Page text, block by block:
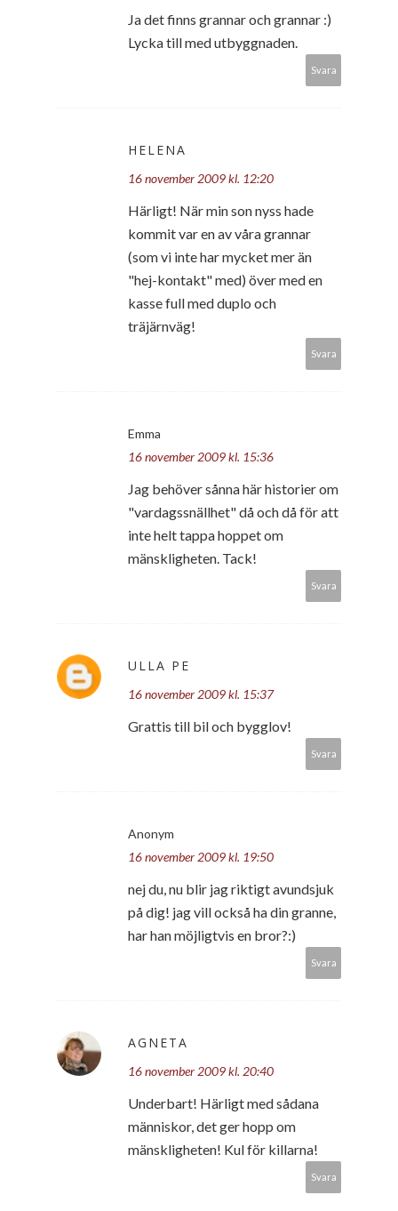
Ja det finns grannar och grannar :)
Lycka till med utbyggnaden.
Svara
HELENA
16 november 2009 kl. 12:20
Härligt! När min son nyss hade
kommit var en av våra grannar
(som vi inte har mycket mer än
"hej-kontakt" med) över med en
kasse full med duplo och
träjärnväg!
Svara
Emma
16 november 2009 kl. 15:36
Jag behöver sånna här historier om
"vardagssnällhet" då och då för att
inte helt tappa hoppet om
mänskligheten. Tack!
Svara
ULLA PE
16 november 2009 kl. 15:37
Grattis till bil och bygglov!
Svara
Anonym
16 november 2009 kl. 19:50
nej du, nu blir jag riktigt avundsjuk
på dig! jag vill också ha din granne,
har han möjligtvis en bror?:)
Svara
AGNETA
16 november 2009 kl. 20:40
Underbart! Härligt med sådana
människor, det ger hopp om
mänskligheten! Kul för killarna!
Svara